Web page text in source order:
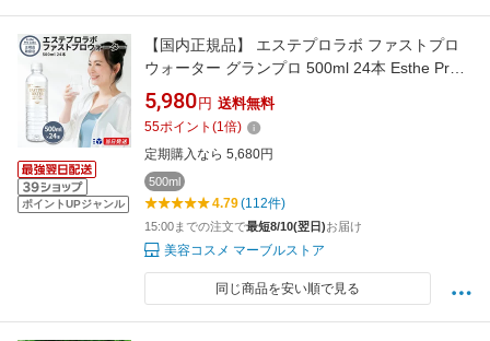
ポイントUPジャンル
【国内正規品】 エステプロラボ ファストプロ
ウォーター グランプロ 500ml 24本 Esthe Pro
Labo ファスティング ウォーター 美容 鉱水 非
加熱 断食 サロン専売品
5,980 円 送料無料
55ポイント (1倍)
定期購入なら 5,680円
500ml
4.79(112件)
15:00までの注文で最短8/10(翌日)お届け
美容コスメ マーブルストア
同じ商品を安い順で見る